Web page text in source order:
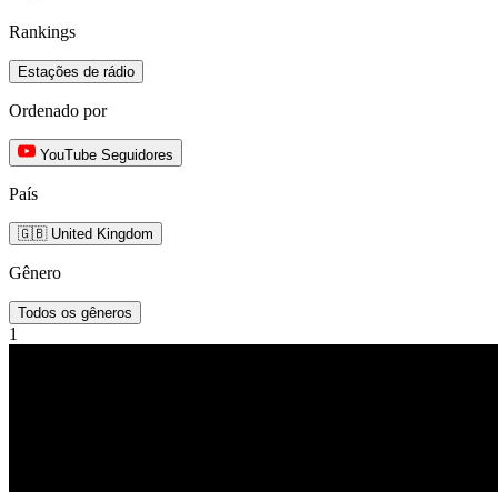
Rankings
Estações de rádio
Ordenado por
YouTube Seguidores
País
🇬🇧 United Kingdom
Gênero
Todos os gêneros
1